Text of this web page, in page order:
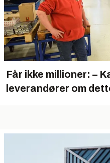
Får ikke millioner: –
leverandører om